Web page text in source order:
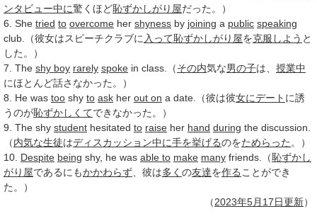
ンタビュー中に驚くほど恥ずかしがり屋だった。）
6. She tried to overcome her shyness by joining a public speaking
club.（彼女はスピーチクラブに 入って恥ずかしがり屋を克服しよう と
した。）
7. The shy boy rarely spoke in class.（その内気な男の子は、 授業中
にほとんど話さなかった。）
8. He was too shy to ask her out on a date.（彼は彼女にデート に誘
うのが恥ずかしくてできなかった。）
9. The shy student hesitated to raise her hand during the discussion.
（内気な生徒はディスカッション中に手を挙げるのをためらった 。）
10. Despite being shy, he was able to make many friends.（恥ずかし
がり屋であるにもかかわらず 、彼は多く の友達を作る ことができ
た。）
（2023年5月17日更新）